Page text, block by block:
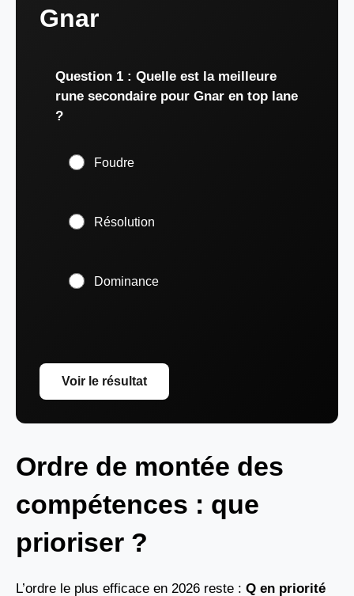
Gnar
Question 1 : Quelle est la meilleure
rune secondaire pour Gnar en top lane
?
Foudre
Résolution
Dominance
Voir le résultat
Ordre de montée des
compétences : que
prioriser ?
L’ordre le plus efficace en 2026 reste : Q en priorité